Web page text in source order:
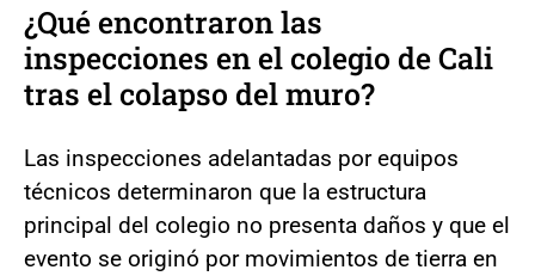
¿Qué encontraron las
inspecciones en el colegio de Cali
tras el colapso del muro?
Las inspecciones adelantadas por equipos
técnicos determinaron que la estructura
principal del colegio no presenta daños y que el
evento se originó por movimientos de tierra en